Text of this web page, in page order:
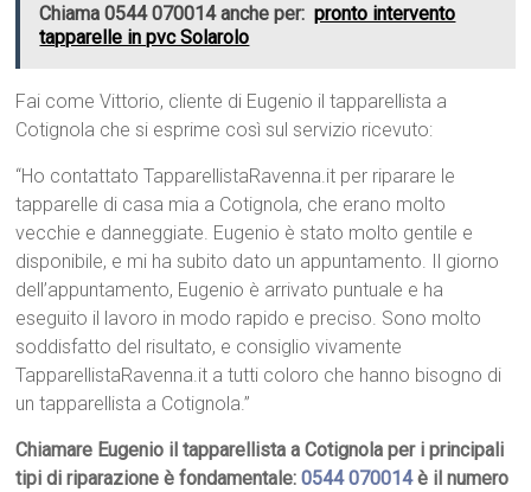
Chiama 0544 070014 anche per: pronto intervento
tapparelle in pvc Solarolo
Fai come Vittorio, cliente di Eugenio il tapparellista a
Cotignola che si esprime così sul servizio ricevuto:
“Ho contattato TapparellistaRavenna.it per riparare le
tapparelle di casa mia a Cotignola, che erano molto
vecchie e danneggiate. Eugenio è stato molto gentile e
disponibile, e mi ha subito dato un appuntamento. Il giorno
dell’appuntamento, Eugenio è arrivato puntuale e ha
eseguito il lavoro in modo rapido e preciso. Sono molto
soddisfatto del risultato, e consiglio vivamente
TapparellistaRavenna.it a tutti coloro che hanno bisogno di
un tapparellista a Cotignola.”
Chiamare Eugenio il tapparellista a Cotignola per i principali
tipi di riparazione è fondamentale:0544 070014è il numero